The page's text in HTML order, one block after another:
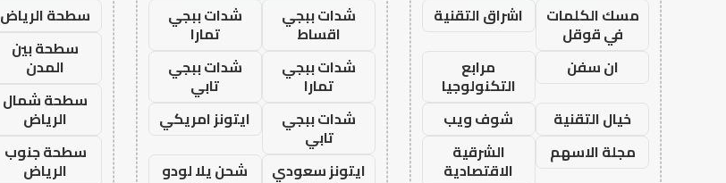
مسك الكلمات
في قوقل
اشراق التقنية
ان سفن
مرابع
التكنولوجيا
خيال التقنية
شوف ويب
مجلة الاسهم
الشرقية
الاقتصادية
شدات ببجي
اقساط
شدات ببجي
تمارا
شدات ببجي
تمارا
شدات ببجي
تابي
شدات ببجي
تابي
ايتونز امريكي
ايتونز سعودي
شحن يلا لودو
سطحة الرياض
سطحة بين
المدن
سطحة شمال
الرياض
سطحة جنوب
الرياض